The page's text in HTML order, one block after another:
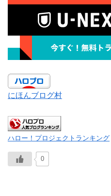
にほんブログ村
ハロー！プロジェクトランキング
0